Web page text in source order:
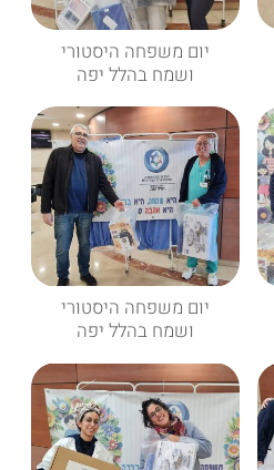
יום משפחה היסטורי
ושמח בהלל יפה
יום משפחה היסטורי
ושמח בהלל יפה